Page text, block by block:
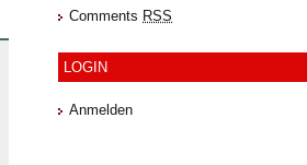
Comments RSS
LOGIN
Anmelden